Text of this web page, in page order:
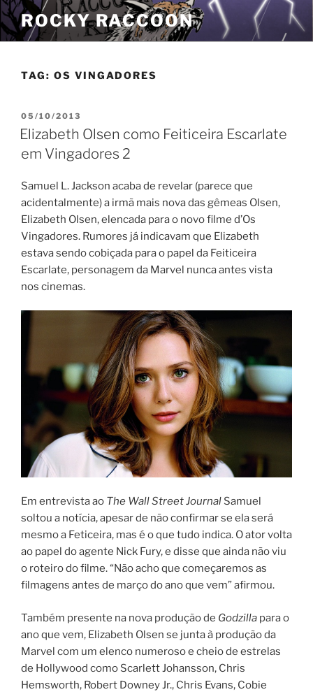
Pular
para
o
ROCKY RACCOON
TAG: OS VINGADORES
PUBLICADO
EM
05/10/2013
Elizabeth Olsen como Feiticeira Escarlate
em Vingadores 2
Samuel L. Jackson acaba de revelar (parece que
acidentalmente) a irmã mais nova das gêmeas Olsen,
Elizabeth Olsen, elencada para o novo filme d’Os
Vingadores. Rumores já indicavam que Elizabeth
estava sendo cobiçada para o papel da Feiticeira
Escarlate, personagem da Marvel nunca antes vista
nos cinemas.
Em entrevista ao The Wall Street Journal Samuel
soltou a notícia, apesar de não confirmar se ela será
mesmo a Feticeira, mas é o que tudo indica. O ator volta
ao papel do agente Nick Fury, e disse que ainda não viu
o roteiro do filme. “Não acho que começaremos as
filmagens antes de março do ano que vem” afirmou.
Também presente na nova produção de Godzilla para o
ano que vem, Elizabeth Olsen se junta à produção da
Marvel com um elenco numeroso e cheio de estrelas
de Hollywood como Scarlett Johansson, Chris
Hemsworth, Robert Downey Jr., Chris Evans, Cobie